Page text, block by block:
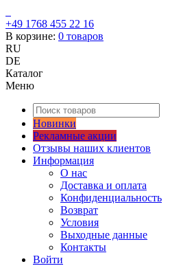
+49 1768 455 22 16
В корзине: 0 товаров
RU
DE
Каталог
Меню
Новинки
Рекламные акции
Отзывы наших клиентов
Информация
О нас
Доставка и оплата
Конфиденциальность
Возврат
Условия
Выходные данные
Контакты
Войти